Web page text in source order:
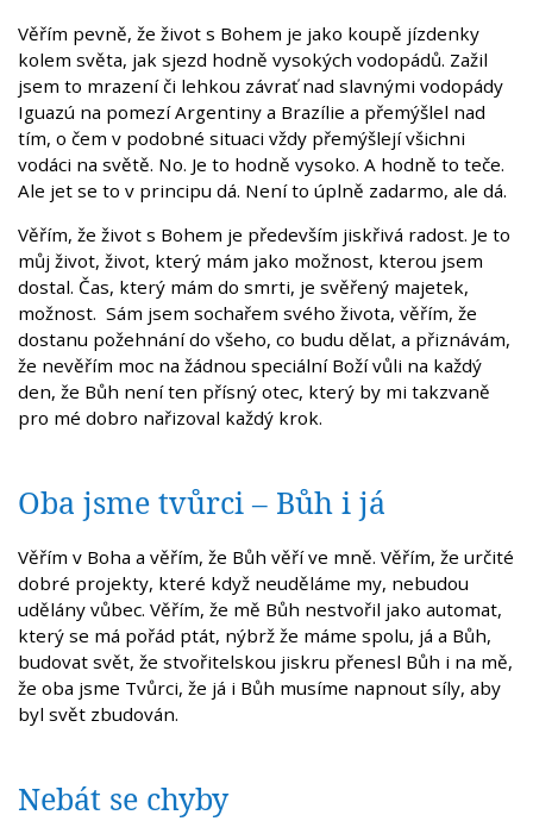
Věřím pevně, že život s Bohem je jako koupě jízdenky
kolem světa, jak sjezd hodně vysokých vodopádů. Zažil
jsem to mrazení či lehkou závrať nad slavnými vodopády
Iguazú na pomezí Argentiny a Brazílie a přemýšlel nad
tím, o čem v podobné situaci vždy přemýšlejí všichni
vodáci na světě. No. Je to hodně vysoko. A hodně to teče.
Ale jet se to v principu dá. Není to úplně zadarmo, ale dá.
Věřím, že život s Bohem je především jiskřivá radost. Je to
můj život, život, který mám jako možnost, kterou jsem
dostal. Čas, který mám do smrti, je svěřený majetek,
možnost. Sám jsem sochařem svého života, věřím, že
dostanu požehnání do všeho, co budu dělat, a přiznávám,
že nevěřím moc na žádnou speciální Boží vůli na každý
den, že Bůh není ten přísný otec, který by mi takzvaně
pro mé dobro nařizoval každý krok.
Oba jsme tvůrci – Bůh i já
Věřím v Boha a věřím, že Bůh věří ve mně. Věřím, že určité
dobré projekty, které když neuděláme my, nebudou
udělány vůbec. Věřím, že mě Bůh nestvořil jako automat,
který se má pořád ptát, nýbrž že máme spolu, já a Bůh,
budovat svět, že stvořitelskou jiskru přenesl Bůh i na mě,
že oba jsme Tvůrci, že já i Bůh musíme napnout síly, aby
byl svět zbudován.
Nebát se chyby